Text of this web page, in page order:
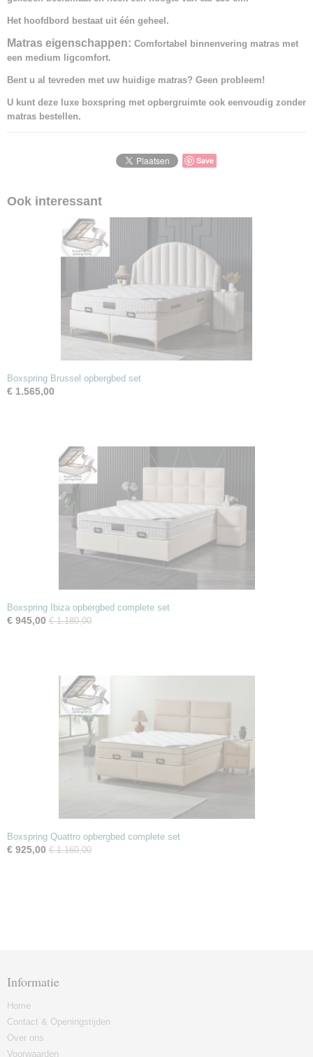
Het hoofdbord bestaat uit één geheel.
Matras eigenschappen: Comfortabel binnenvering matras met
een medium ligcomfort.
Bent u al tevreden met uw huidige matras? Geen probleem!
U kunt deze luxe boxspring met opbergruimte ook eenvoudig zonder
matras bestellen.
Save
Ook interessant
Boxspring Brussel opbergbed set
€ 1.565,00
Boxspring Ibiza opbergbed complete set
€ 945,00 € 1.180,00
Boxspring Quattro opbergbed complete set
€ 925,00 € 1.160,00
Informatie
Home
Contact & Openingstijden
Over ons
Voorwaarden